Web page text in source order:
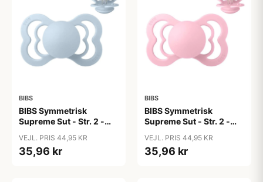
BIBS
BIBS Symmetrisk
Supreme Sut - Str. 2 -
VEJL. PRIS 44,95 KR
35,96 kr
BIBS
BIBS Symmetrisk
Supreme Sut - Str. 2 -
VEJL. PRIS 44,95 KR
35,96 kr